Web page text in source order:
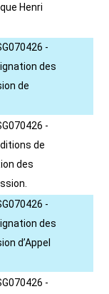
Henri
-
des
de
-
de
des
-
des
d’Appel
-